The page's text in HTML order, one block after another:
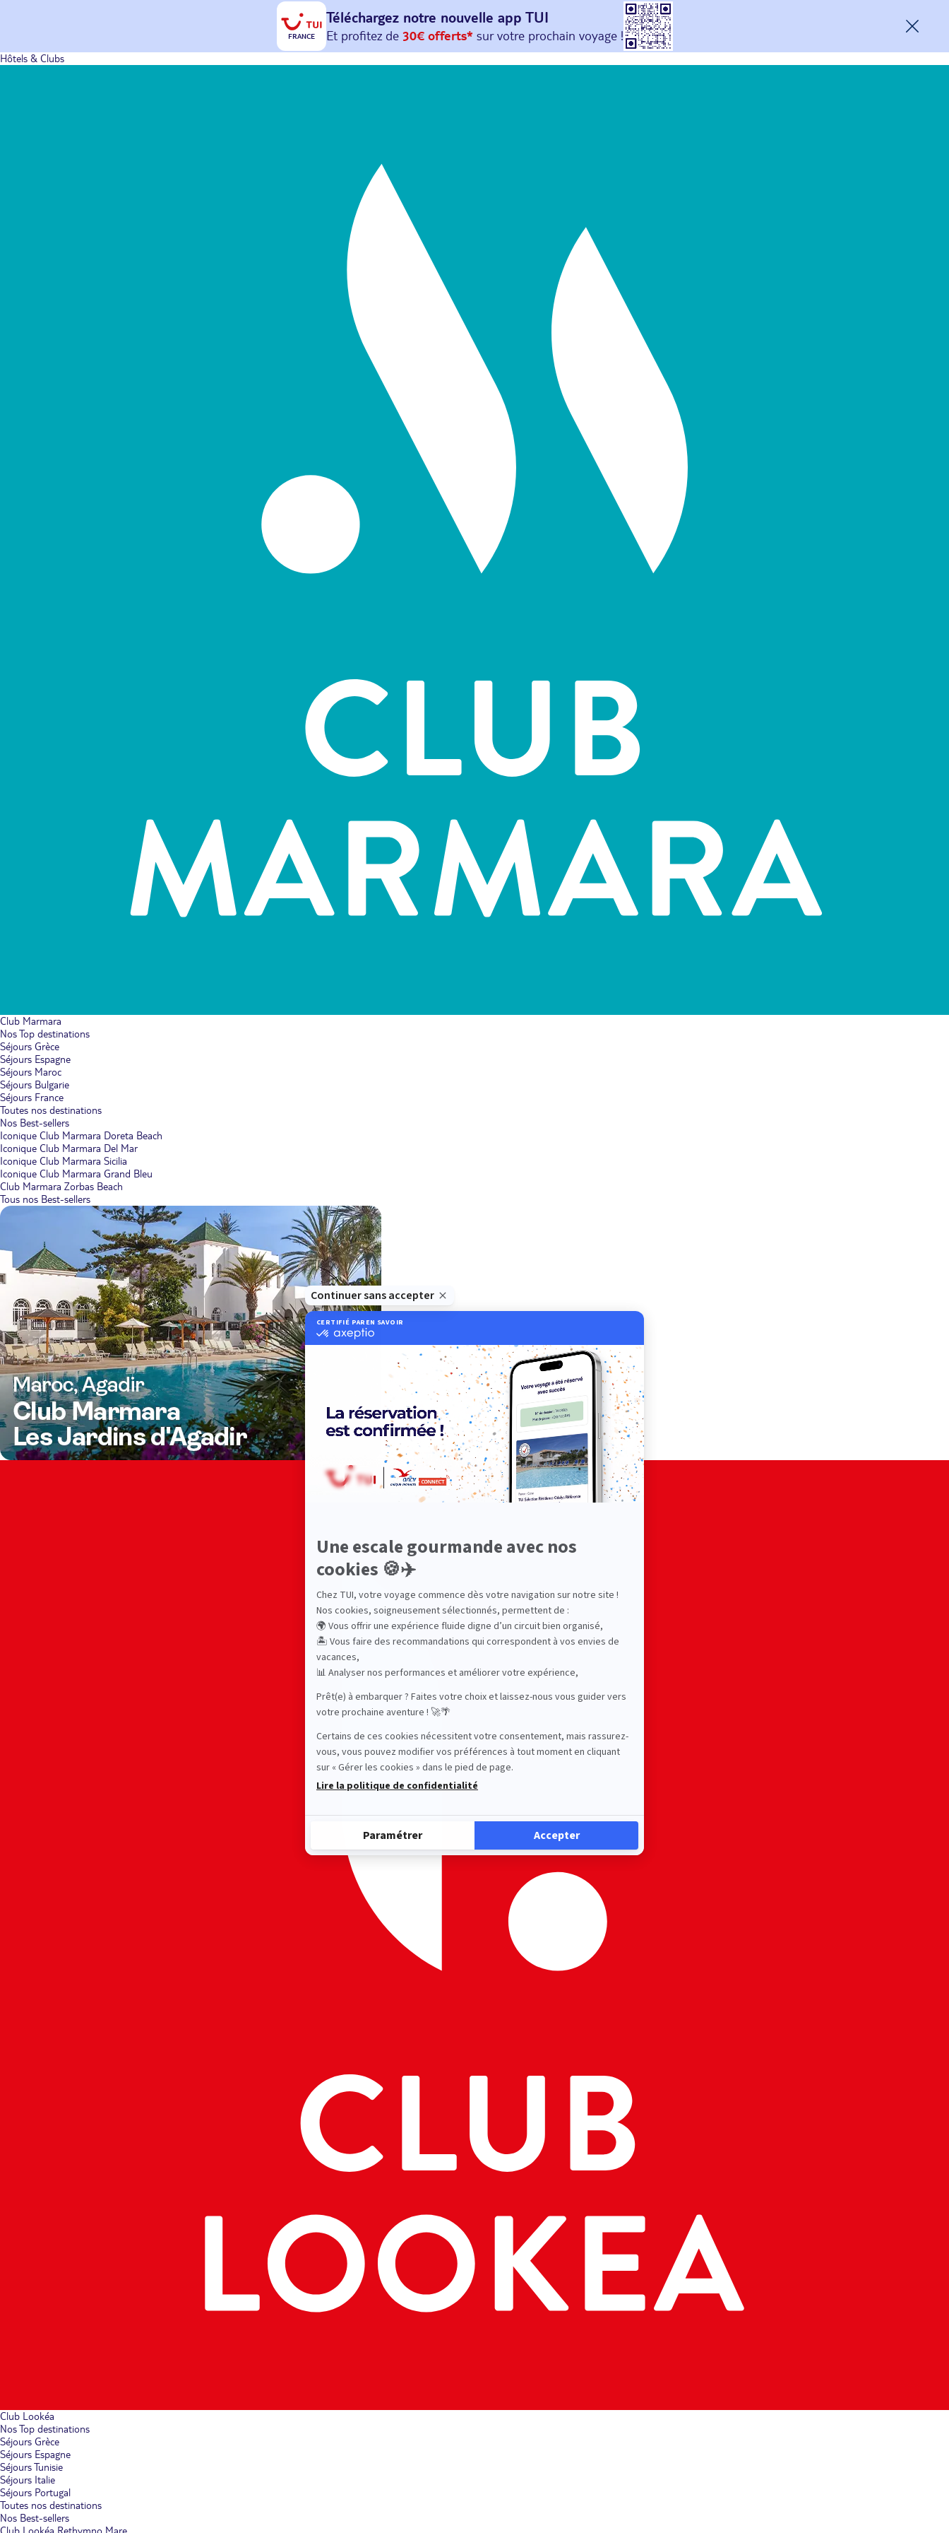
FRANCE
Téléchargez notre nouvelle app TUI
Et profitez de 30€ offerts*sur votreprochain
avec le code : HAPPYAPP
Hôtels & Clubs
Club Marmara
Nos Top destinations
Séjours Grèce
Séjours Espagne
Séjours Maroc
Séjours Bulgarie
Séjours France
Toutes nos destinations
Nos Best-sellers
Iconique Club Marmara Doreta Beach
Iconique Club Marmara Del Mar
Iconique Club Marmara Sicilia
Iconique Club Marmara Grand Bleu
Club Marmara Zorbas Beach
Tous nos Best-sellers
Club Lookéa
Nos Top destinations
Séjours Grèce
Séjours Espagne
Séjours Tunisie
Séjours Italie
Séjours Portugal
Toutes nos destinations
Nos Best-sellers